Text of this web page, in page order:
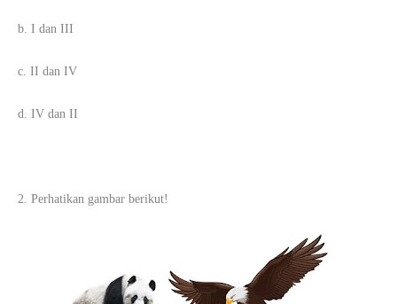
b. I dan III
c. II dan IV
d. IV dan II
2. Perhatikan gambar berikut!